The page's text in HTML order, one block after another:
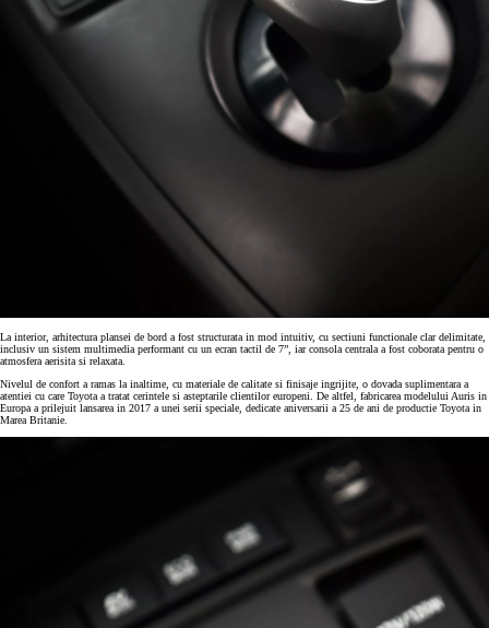
La interior, arhitectura plansei de bord a fost structurata in mod intuitiv, cu sectiuni functionale clar delimitate,
inclusiv un sistem multimedia performant cu un ecran tactil de 7”, iar consola centrala a fost coborata pentru o
atmosfera aerisita si relaxata.
Nivelul de confort a ramas la inaltime, cu materiale de calitate si finisaje ingrijite, o dovada suplimentara a
atentiei cu care Toyota a tratat cerintele si asteptarile clientilor europeni. De altfel, fabricarea modelului Auris in
Europa a prilejuit lansarea in 2017 a unei serii speciale, dedicate aniversarii a 25 de ani de productie Toyota in
Marea Britanie.